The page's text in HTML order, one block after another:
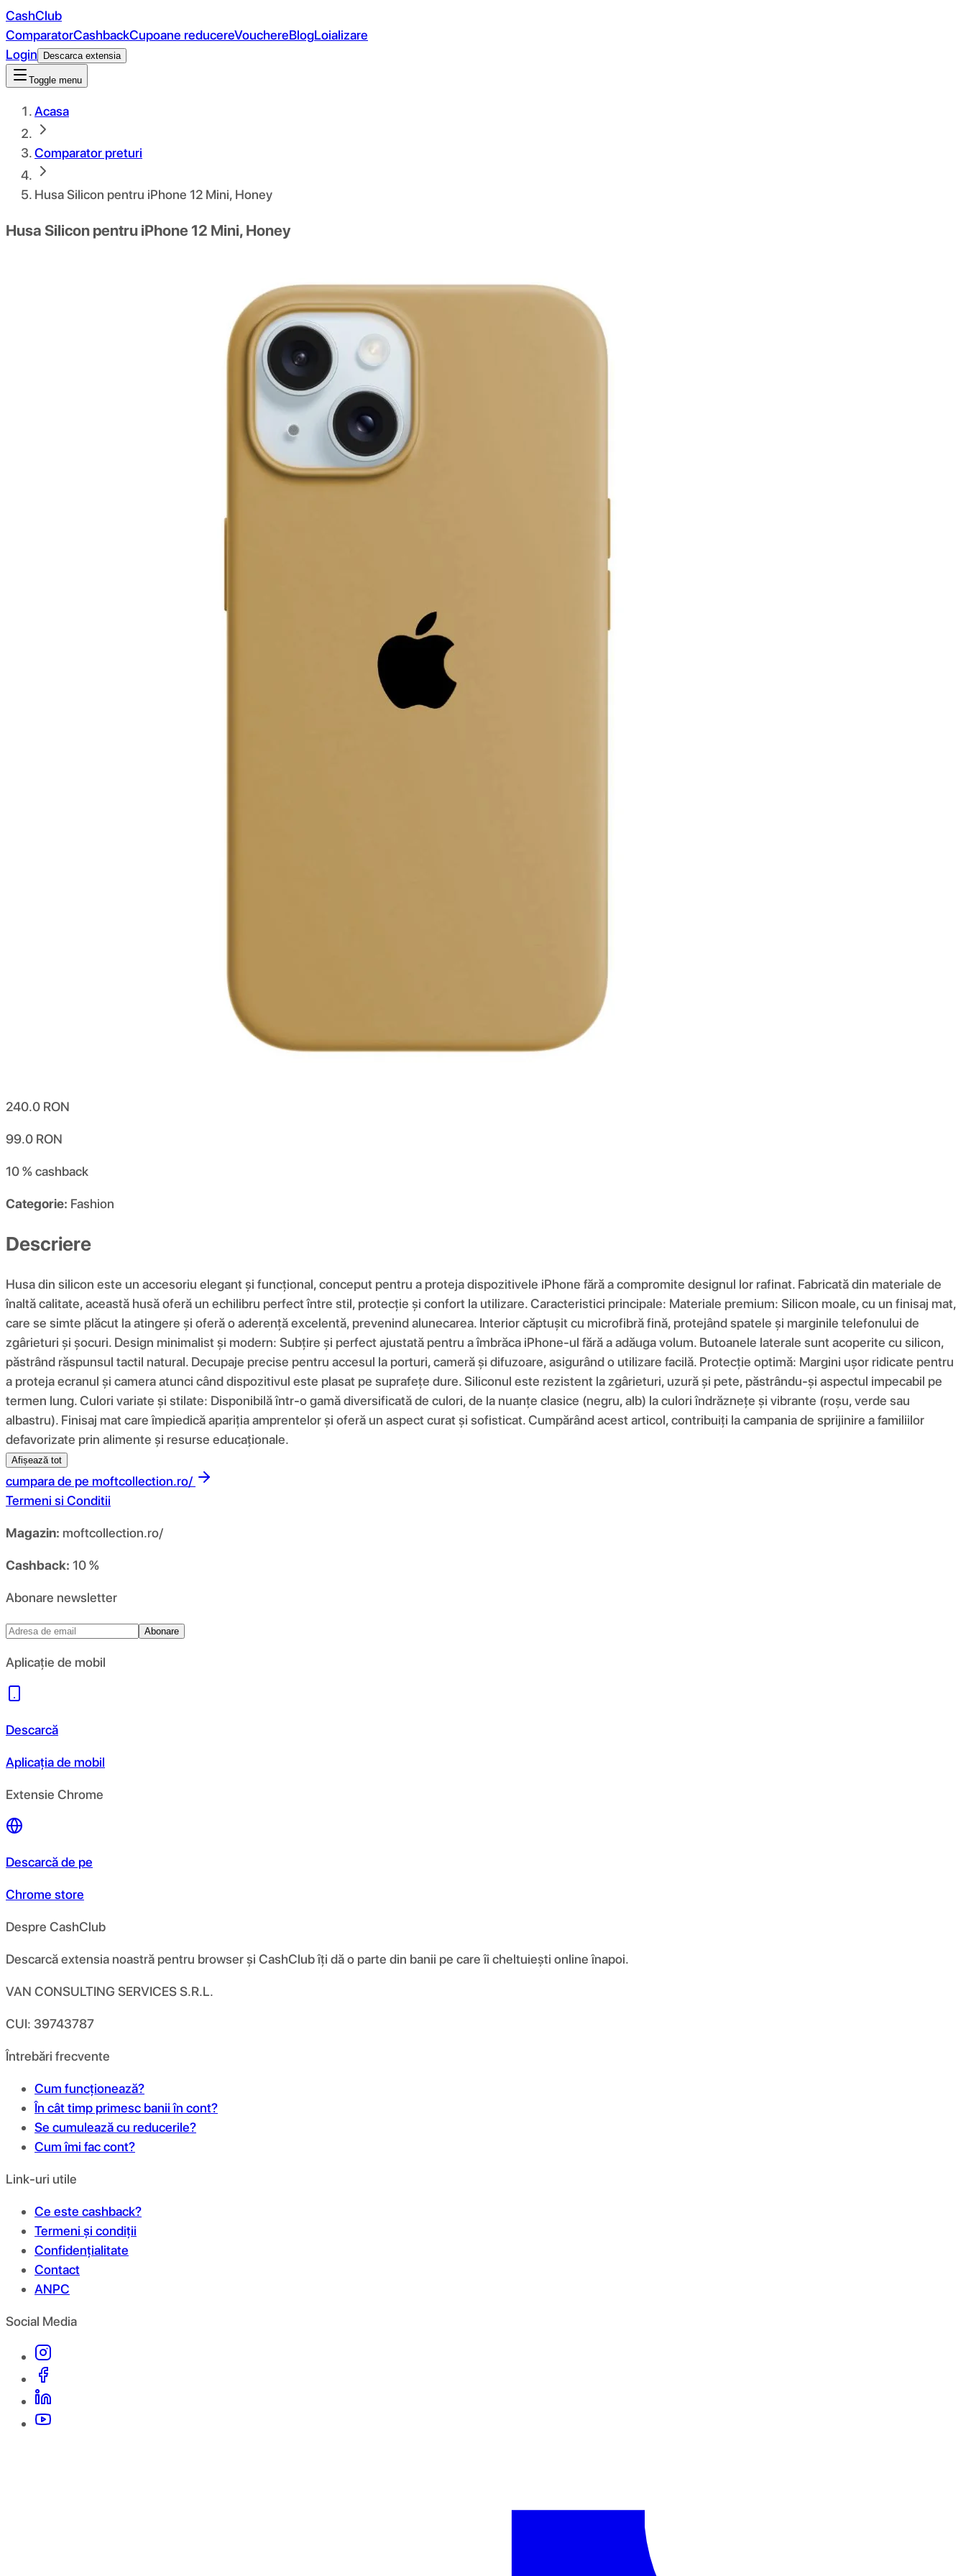
CashClub
ComparatorCashbackCupoane reducereVouchereBlogLoializare
Login
Descarca extensia
Toggle menu
Acasa
Comparator preturi
Husa Silicon pentru iPhone 12 Mini, Honey
Husa Silicon pentru iPhone 12 Mini, Honey
240.0 RON
99.0 RON
10 %cashback
Categorie: Fashion
Descriere
Husa din silicon este un accesoriu elegant și funcțional, conceput pentru a proteja dispozitivele iPhone fără a compromite designul lor rafinat. Fabricată din materiale de
înaltă calitate, această husă oferă un echilibru perfect între stil, protecție și confort la utilizare. Caracteristici principale: Materiale premium: Silicon moale, cu un finisaj mat,
care se simte plăcut la atingere și oferă o aderență excelentă, prevenind alunecarea. Interior căptușit cu microfibră fină, protejând spatele și marginile telefonului de
zgârieturi și șocuri. Design minimalist și modern: Subțire și perfect ajustată pentru a îmbrăca iPhone-ul fără a adăuga volum. Butoanele laterale sunt acoperite cu silicon,
păstrând răspunsul tactil natural. Decupaje precise pentru accesul la porturi, cameră și difuzoare, asigurând o utilizare facilă. Protecție optimă: Margini ușor ridicate pentru
a proteja ecranul și camera atunci când dispozitivul este plasat pe suprafețe dure. Siliconul este rezistent la zgârieturi, uzură și pete, păstrându-și aspectul impecabil pe
termen lung. Culori variate și stilate: Disponibilă într-o gamă diversificată de culori, de la nuanțe clasice (negru, alb) la culori îndrăznețe și vibrante (roșu, verde sau
albastru). Finisaj mat care împiedică apariția amprentelor și oferă un aspect curat și sofisticat. Cumpărând acest articol, contribuiți la campania de sprijinire a familiilor
defavorizate prin alimente și resurse educaționale.
Afișează tot
cumpara de pe moftcollection.ro/
Termeni si Conditii
Magazin: moftcollection.ro/
Cashback: 10 %
Abonare newsletter
Abonare
Aplicație de mobil
Descarcă
Aplicația de mobil
Extensie Chrome
Descarcă de pe
Chrome store
Despre CashClub
Descarcă extensia noastră pentru browser și CashClub îți dă o parte din banii pe care îi cheltuiești online înapoi.
VAN CONSULTING SERVICES S.R.L.
CUI: 39743787
Întrebări frecvente
Cum funcționează?
În cât timp primesc banii în cont?
Se cumulează cu reducerile?
Cum îmi fac cont?
Link-uri utile
Ce este cashback?
Termeni și condiții
Confidențialitate
Contact
ANPC
Social Media